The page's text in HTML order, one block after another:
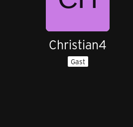
Christian4
Gast